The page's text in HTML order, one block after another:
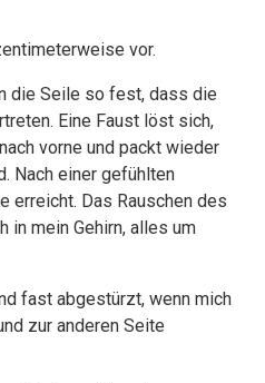
vor.
die Seile so fest, dass die
Eine Faust löst sich,
vorne und packt wieder
Nach einer gefühlten
erreicht. Das Rauschen des
mein Gehirn, alles um
fast abgestürzt, wenn mich
zur anderen Seite